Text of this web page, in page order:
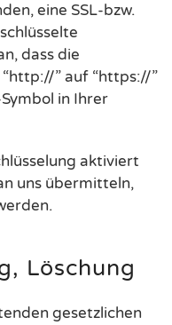
eine SSL-bzw.
dass die
” auf “https://”
in Ihrer
aktiviert
uns übermitteln,
Löschung
gesetzlichen